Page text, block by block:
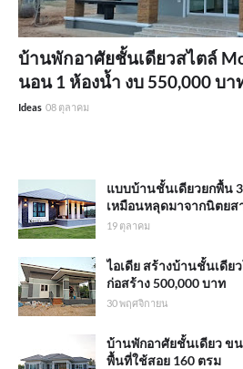
บ้านพักอาศัยชั้นเดียวสไตล์
นอน 1 ห้องน้ำ งบ 550,000 บา
Ideas 08 ตุลาคม
แบบบ้านชั้นเดียวยกพื้น
เหมือนหลุดมาจากนิตยส
19 ตุลาคม
ไอเดีย สร้างบ้านชั้นเดีย
ก่อสร้าง 500,000 บาท
30 พฤศจิกายน
บ้านพักอาศัยชั้นเดียว ข
พื้นที่ใช้สอย 160 ตรม